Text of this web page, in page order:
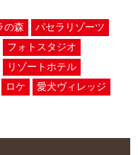
の森
パセラリゾーツ
フォトスタジオ
リゾートホテル
ロケ
愛犬ヴィレッジ